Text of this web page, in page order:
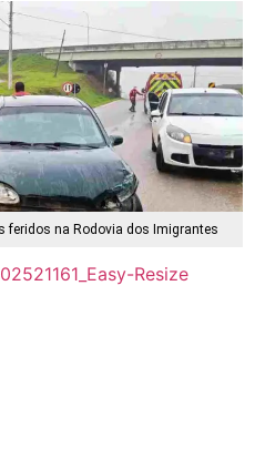
feridos na Rodovia dos Imigrantes